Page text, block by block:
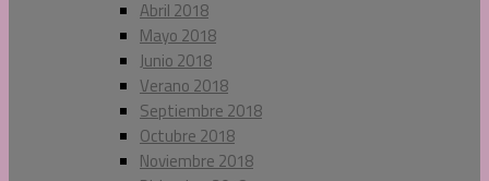
Abril 2018
Mayo 2018
Junio 2018
Verano 2018
Septiembre 2018
Octubre 2018
Noviembre 2018